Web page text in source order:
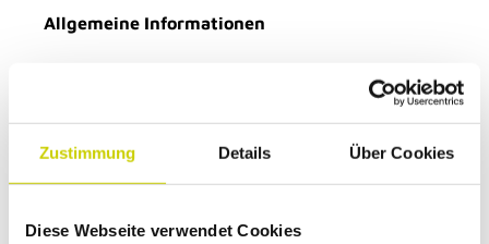
Zustimmung Details Über Cookies
Diese Webseite verwendet Cookies
Allgemeine Informationen